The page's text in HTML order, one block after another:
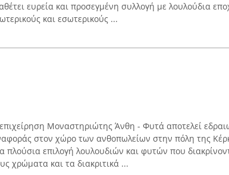
ευρεία και προσεγμένη συλλογή με λουλούδια
και εσωτερικούς ...
Μοναστηριώτης Άνθη - Φυτά αποτελεί
στον χώρο των ανθοπωλείων στην πόλη της
πλούσια επιλογή λουλουδιών και φυτών που
χρώματα και τα διακριτικά ...